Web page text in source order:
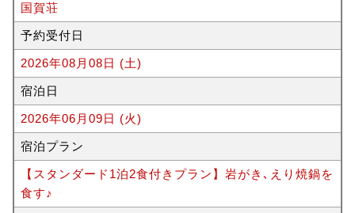
国賀荘
予約受付日
2026年08月08日 (土)
宿泊日
2026年06月09日 (火)
宿泊プラン
【スタンダード1泊2食付きプラン】岩がき､えり焼鍋を
食す♪